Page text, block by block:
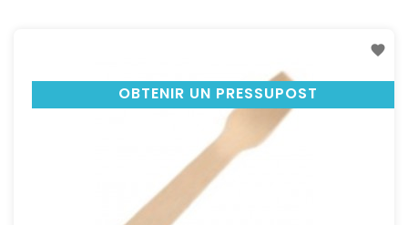
OBTENIR UN PRESSUPOST